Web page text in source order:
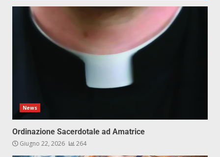
News
Ordinazione Sacerdotale ad Amatrice
Giugno 22, 2026 264